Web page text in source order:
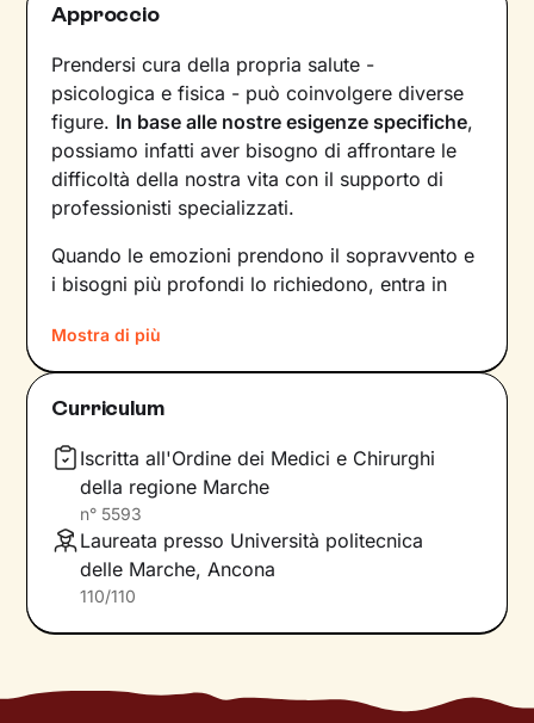
Approccio
Prendersi cura della propria salute -
psicologica e fisica - può coinvolgere diverse
figure. In base alle nostre esigenze specifiche,
possiamo infatti aver bisogno di affrontare le
difficoltà della nostra vita con il supporto di
professionisti specializzati.
Quando le emozioni prendono il sopravvento e
i bisogni più profondi lo richiedono, entra in
persona nella sua interezza
percorso di cambiamento così completo
prende in considerazione tutti i fattori che
attuale, cercando di ridurre l’impatto con
strumenti che attingono a discipline diverse
inclusi il supporto farmacologico e la terapia
psicologica.
Considera i nostri incontri come uno
prescrizione - se necessaria - di terapie
Mostra di più
Curriculum
Iscritta all'Ordine dei Medici e Chirurghi
della regione Marche
n° 5593
Laureata presso Università politecnica
delle Marche, Ancona
110/110